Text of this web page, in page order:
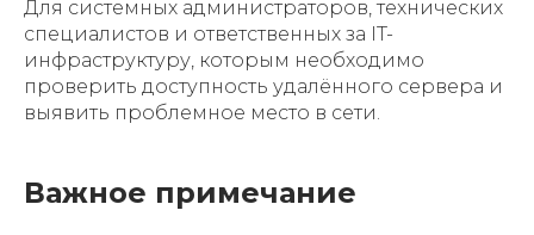
Для системных администраторов, технических
специалистов и ответственных за IT-
инфраструктуру, которым необходимо
проверить доступность удалённого сервера и
выявить проблемное место в сети.
Важное примечание